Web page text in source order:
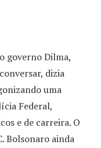
governo Dilma,
dizia
uma
Federal,
e de carreira. O
Bolsonaro ainda